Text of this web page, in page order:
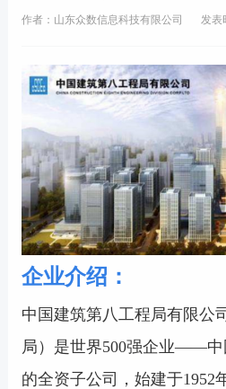
作者：山东众数信息科技有限公司 发表
企业介绍：
中国建筑第八工程局有限公
局）是世界500强企业——中
的全资子公司，始建于1952